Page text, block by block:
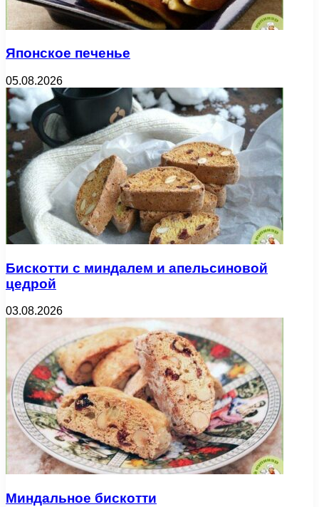
Японское печенье
05.08.2026
Бискотти с миндалем и апельсиновой
цедрой
03.08.2026
Миндальное бискотти